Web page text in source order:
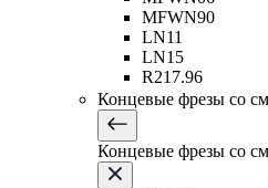
MFWN90
LN11
LN15
R217.96
Концевые фрезы со
Концевые фрезы со